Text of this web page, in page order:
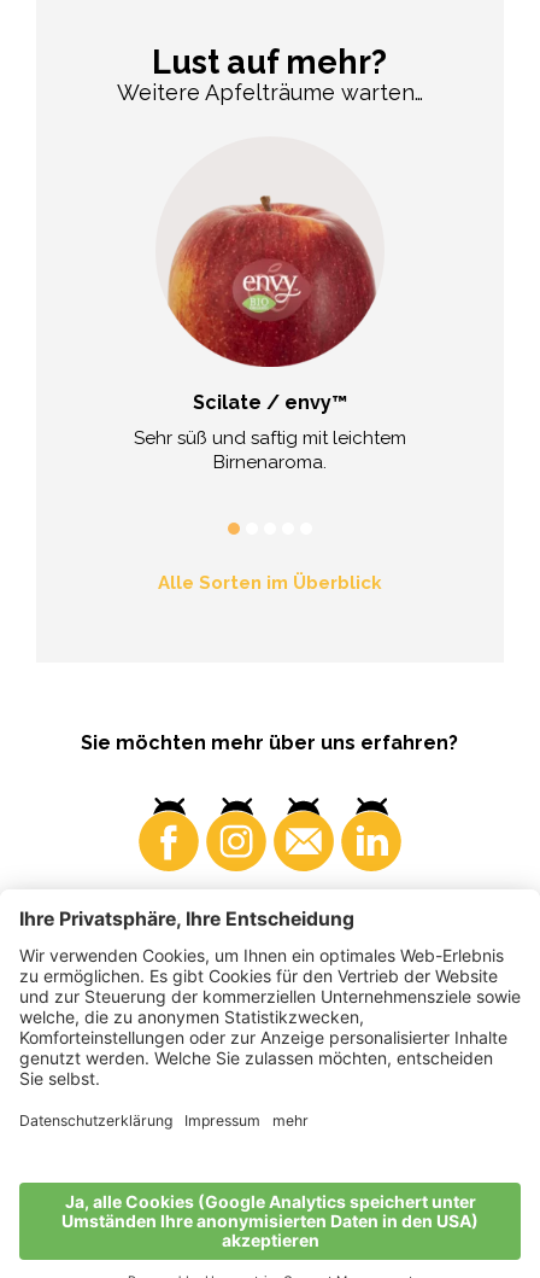
Lust auf mehr?
Weitere Apfelträume warten…
Scilate / envy™
Sehr süß und saftig mit leichtem
Birnenaroma.
Alle Sorten im Überblick
Sie möchten mehr über uns erfahren?
Konsumenten Produzenten
2026
VI.P Gen. landw. Gesellschaft
Impressum • Cookie-Einstellungen Datenschutz
•
Barrierefreiheitserklärung•Sitemap
produced by